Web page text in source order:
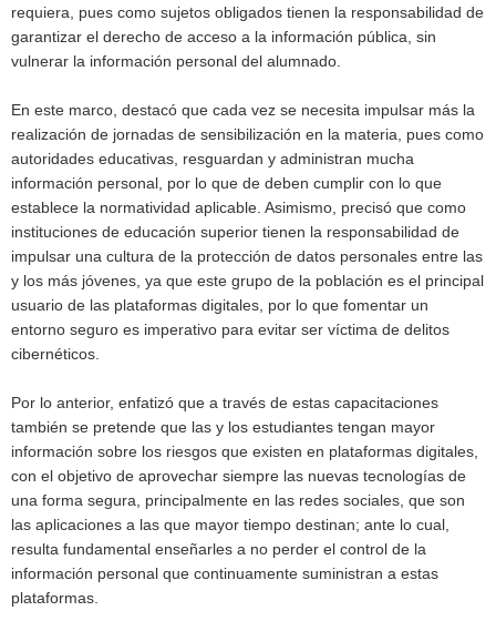
requiera, pues como sujetos obligados tienen la responsabilidad de
garantizar el derecho de acceso a la información pública, sin
vulnerar la información personal del alumnado.
En este marco, destacó que cada vez se necesita impulsar más la
realización de jornadas de sensibilización en la materia, pues como
autoridades educativas, resguardan y administran mucha
información personal, por lo que de deben cumplir con lo que
establece la normatividad aplicable. Asimismo, precisó que como
instituciones de educación superior tienen la responsabilidad de
impulsar una cultura de la protección de datos personales entre las
y los más jóvenes, ya que este grupo de la población es el principal
usuario de las plataformas digitales, por lo que fomentar un
entorno seguro es imperativo para evitar ser víctima de delitos
cibernéticos.
Por lo anterior, enfatizó que a través de estas capacitaciones
también se pretende que las y los estudiantes tengan mayor
información sobre los riesgos que existen en plataformas digitales,
con el objetivo de aprovechar siempre las nuevas tecnologías de
una forma segura, principalmente en las redes sociales, que son
las aplicaciones a las que mayor tiempo destinan; ante lo cual,
resulta fundamental enseñarles a no perder el control de la
información personal que continuamente suministran a estas
plataformas.